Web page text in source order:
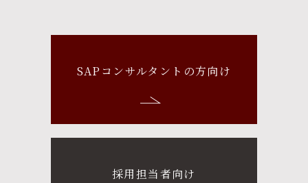
SAPコンサルタントの方向け
採用担当者向け